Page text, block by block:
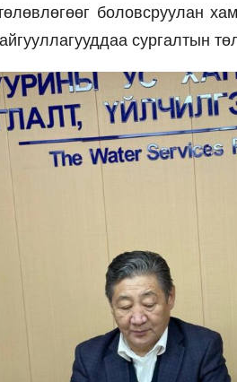
боловсруулан
сургалтын